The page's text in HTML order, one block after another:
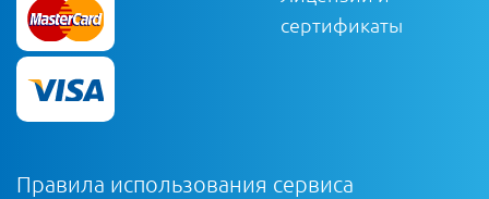
сертификаты
Правила использования сервиса